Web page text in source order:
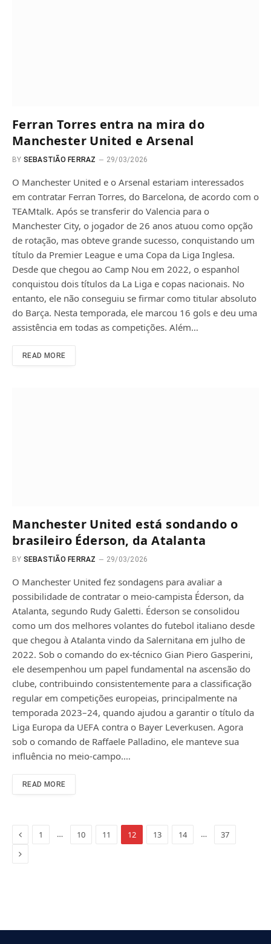
Ferran Torres entra na mira do
Manchester United e Arsenal
BY SEBASTIÃO FERRAZ 29/03/2026
O Manchester United e o Arsenal estariam interessados ​​
em contratar Ferran Torres, do Barcelona, de acordo com o
TEAMtalk. Após se transferir do Valencia para o
Manchester City, o jogador de 26 anos atuou como opção
de rotação, mas obteve grande sucesso, conquistando um
título da Premier League e uma Copa da Liga Inglesa.
Desde que chegou ao Camp Nou em 2022, o espanhol
conquistou dois títulos da La Liga e copas nacionais. No
entanto, ele não conseguiu se firmar como titular absoluto
do Barça. Nesta temporada, ele marcou 16 gols e deu uma
assistência em todas as competições. Além…
READ MORE
Manchester United está sondando o
brasileiro Éderson, da Atalanta
BY SEBASTIÃO FERRAZ 29/03/2026
O Manchester United fez sondagens para avaliar a
possibilidade de contratar o meio-campista Éderson, da
Atalanta, segundo Rudy Galetti. Éderson se consolidou
como um dos melhores volantes do futebol italiano desde
que chegou à Atalanta vindo da Salernitana em julho de
2022. Sob o comando do ex-técnico Gian Piero Gasperini,
ele desempenhou um papel fundamental na ascensão do
clube, contribuindo consistentemente para a classificação
regular em competições europeias, principalmente na
temporada 2023–24, quando ajudou a garantir o título da
Liga Europa da UEFA contra o Bayer Leverkusen. Agora
sob o comando de Raffaele Palladino, ele manteve sua
influência no meio-campo.…
READ MORE
Previous
1 … 10 11 12 13 14 … 37
Next